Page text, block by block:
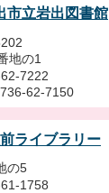
市立岩出図書館
地の1
7222
62-7150
ライブラリー
の5
1758